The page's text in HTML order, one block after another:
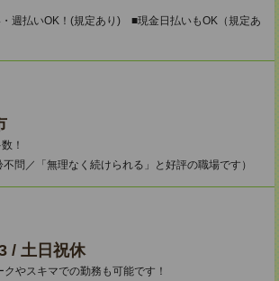
週払いOK！(規定あり) ■現金日払いもOK（規定あ
！
問／「無理なく続けられる」と好評の職場です）
/ 土日祝休
やスキマでの勤務も可能です！